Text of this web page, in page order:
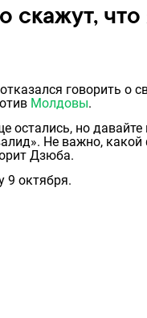
скажут,
отказался говорить о
Молдовы.
остались, но
Не важно, какой
Дзюба.
9 октября.